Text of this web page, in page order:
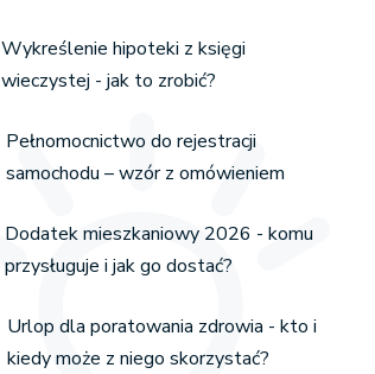
Wykreślenie hipoteki z księgi
wieczystej - jak to zrobić?
Pełnomocnictwo do rejestracji
samochodu – wzór z omówieniem
Dodatek mieszkaniowy 2026 - komu
przysługuje i jak go dostać?
Urlop dla poratowania zdrowia - kto i
kiedy może z niego skorzystać?